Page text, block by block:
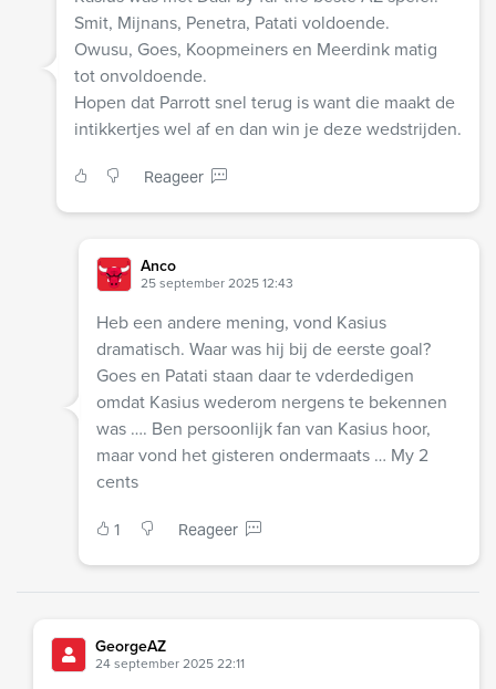
Smit, Mijnans, Penetra, Patati voldoende.
Owusu, Goes, Koopmeiners en Meerdink matig
tot onvoldoende.
Hopen dat Parrott snel terug is want die maakt de
intikkertjes wel af en dan win je deze wedstrijden.
Reageer
Anco
25 september 2025 12:43
Heb een andere mening, vond Kasius
dramatisch. Waar was hij bij de eerste goal?
Goes en Patati staan daar te vderdedigen
omdat Kasius wederom nergens te bekennen
was …. Ben persoonlijk fan van Kasius hoor,
maar vond het gisteren ondermaats … My 2
cents
1 Reageer
GeorgeAZ
24 september 2025 22:11